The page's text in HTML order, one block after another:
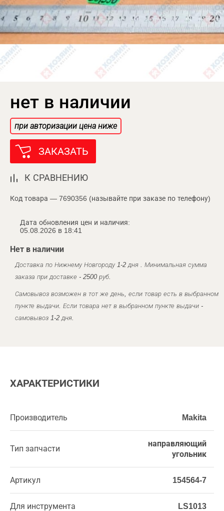
нет в наличии
при авторизации цена ниже
ЗАКАЗАТЬ
К СРАВНЕНИЮ
Код товара — 7690356 (называйте при заказе по телефону)
Дата обновления цен и наличия:
05.08.2026 в 18:41
Нет в наличии
Доставка по Нижнему Новгороду 1-2 дня . Минимальная сумма
заказа при доставке - 2500 руб.
Самовывоз возможен в тот же день, если товар есть в выбранном
пункте выдачи. Если товара нет в выбранном пункте выдачи -
самовывоз 1-2 дня.
ХАРАКТЕРИСТИКИ
Производитель Makita
Тип запчасти
направляющий
угольник
Артикул 154564-7
Для инструмента LS1013